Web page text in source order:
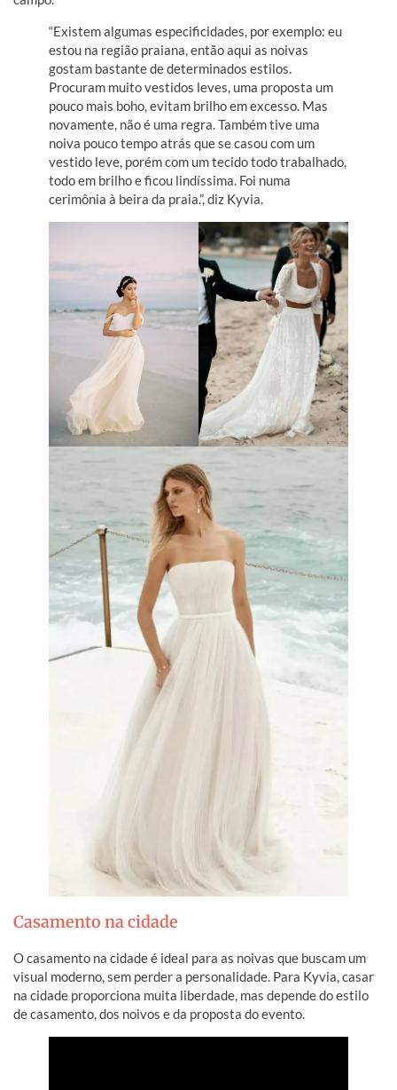
“Existem algumas especificidades, por exemplo: eu
estou na região praiana, então aqui as noivas
gostam bastante de determinados estilos.
Procuram muito vestidos leves, uma proposta um
pouco mais boho, evitam brilho em excesso. Mas
novamente, não é uma regra. Também tive uma
noiva pouco tempo atrás que se casou com um
vestido leve, porém com um tecido todo trabalhado,
todo em brilho e ficou lindíssima. Foi numa
cerimônia à beira da praia.”, diz Kyvia.
Casamento na cidade
O casamento na cidade é ideal para as noivas que buscam um
visual moderno, sem perder a personalidade. Para Kyvia, casar
na cidade proporciona muita liberdade, mas depende do estilo
de casamento, dos noivos e da proposta do evento.